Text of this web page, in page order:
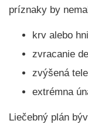
príznaky by
krv alebo
zvracanie
zvýšená
extrémna
Liečebný plán